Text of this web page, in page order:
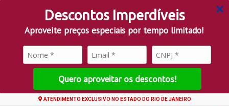
Descontos Imperdíveis
Aproveite preços especiais por tempo limitado!
Quero aproveitar os descontos!
ATENDIMENTO EXCLUSIVO NO ESTADO DO RIO DE JANEIRO